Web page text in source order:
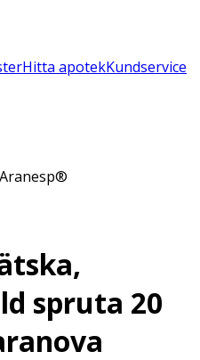
Hitta apotekKundservice
Aranesp®
spruta 20